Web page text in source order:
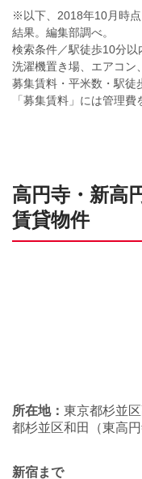
※以下、2018年10月時
結果。編集部調べ。
検索条件／駅徒歩10分
洗濯機置き場、エアコン
募集賃料・平米数・駅徒
「募集賃料」には管理費
高円寺・新高
賃貸物件
所在地： 東京都杉並
都杉並区和田（東高円
新宿まで